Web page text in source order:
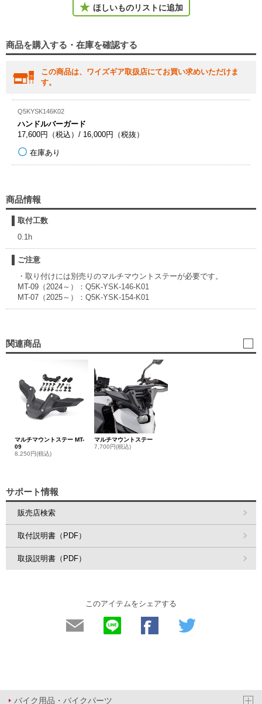
ほしいものリストに追加
商品を購入する・在庫を確認する
この商品は、ワイズギア取扱店にてお買い求めいただけま
す。
Q5KYSK146K02
ハンドルバーガード
17,600円（税込）/ 16,000円（税抜）
在庫あり
商品情報
取付工数
0.1h
ご注意
・取り付けには別売りのマルチマウントステーが必要です。
MT-09（2024～）： Q5K-YSK-146-K01
MT-07（2025～）： Q5K-YSK-154-K01
関連商品
マルチマウントステー MT-
09
8,250円(税込)
マルチマウントステー
7,700円(税込)
サポート情報
販売店検索
取付説明書（PDF）
取扱説明書（PDF）
このアイテムをシェアする
バイク用品・バイクパーツ